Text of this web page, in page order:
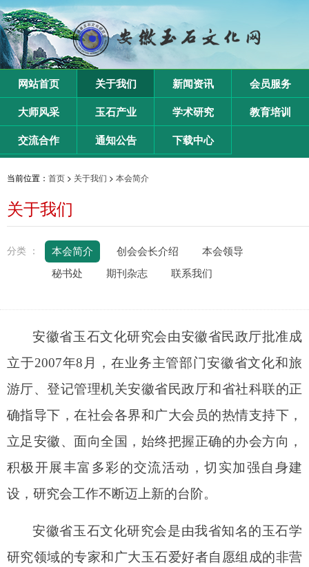
网站首页 关于我们 新闻资讯 会员服务
大师风采 玉石产业 学术研究 教育培训
交流合作 通知公告 下载中心
当前位置： 首页 > 关于我们 > 本会简介
关于我们
分类 ： 本会简介 创会会长介绍
本会领导
秘书处
期刊杂志 联系我们
安徽省玉石文化研究会由安徽省民政厅批准成
立于2007年8月，在业务主管部门安徽省文化和旅
游厅、登记管理机关安徽省民政厅和省社科联的正
确指导下，在社会各界和广大会员的热情支持下，
立足安徽、面向全国，始终把握正确的办会方向，
积极开展丰富多彩的交流活动，切实加强自身建
设，研究会工作不断迈上新的台阶。
安徽省玉石文化研究会是由我省知名的玉石学
研究领域的专家和广大玉石爱好者自愿组成的非营